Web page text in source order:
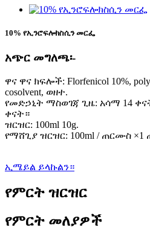
10% የኢንሮፍሎክስሲን መርፌ
አጭር መግለጫ፡-
ዋና ዋና ክፍሎች: Florfenicol 10%,
cosolvent, ወዘተ.
የመድኃኒት ማስወገጃ ጊዜ: አሳማ 14 ቀናት
ቀናት።
ዝርዝር: 100ml 10g.
የማሸጊያ ዝርዝር: 100ml / ጠርሙስ ×1
ኢሜይል ይላኩልን።
የምርት ዝርዝር
የምርት መለያዎች